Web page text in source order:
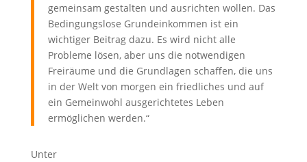
gemeinsam gestalten und ausrichten wollen. Das
Bedingungslose Grundeinkommen ist ein
wichtiger Beitrag dazu. Es wird nicht alle
Probleme lösen, aber uns die notwendigen
Freiräume und die Grundlagen schaffen, die uns
in der Welt von morgen ein friedliches und auf
ein Gemeinwohl ausgerichtetes Leben
ermöglichen werden.“
Unter